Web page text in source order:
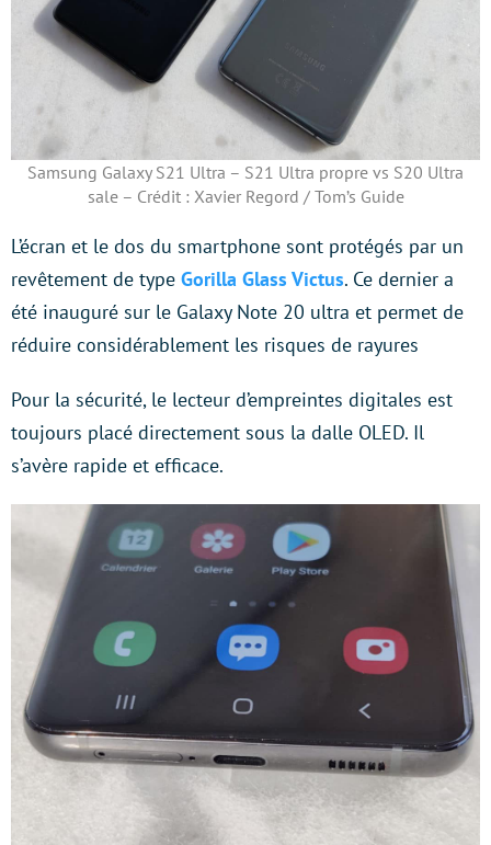
Samsung Galaxy S21 Ultra – S21 Ultra propre vs S20 Ultra
sale – Crédit : Xavier Regord / Tom’s Guide
L’écran et le dos du smartphone sont protégés par un
revêtement de type Gorilla Glass Victus. Ce dernier a
été inauguré sur le Galaxy Note 20 ultra et permet de
réduire considérablement les risques de rayures
Pour la sécurité, le lecteur d’empreintes digitales est
toujours placé directement sous la dalle OLED. Il
s’avère rapide et efficace.